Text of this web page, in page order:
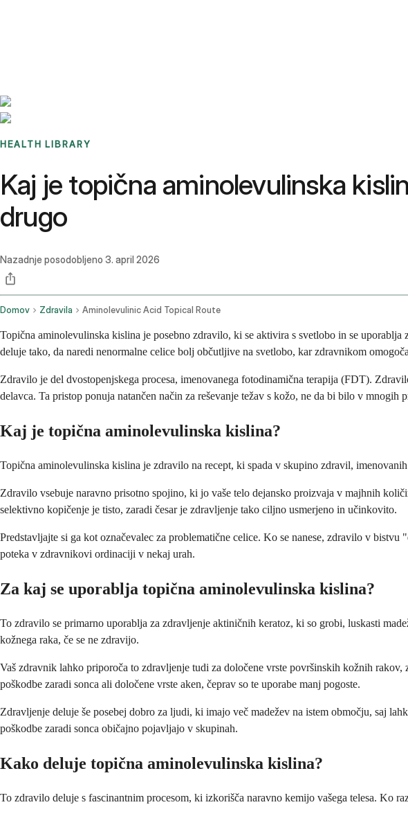
HEALTH LIBRARY
Kaj je topična aminolevulinska
drugo
Nazadnje posodobljeno 3. april 2026
Domov Zdravila Aminolevulinic Acid Topical Route
Topična aminolevulinska kislina je posebno zdravilo, ki se aktivira s svetlobo in se
deluje tako, da naredi nenormalne celice bolj občutljive na svetlobo, kar zdravnikom
Zdravilo je del dvostopenjskega procesa, imenovanega fotodinamična terapija (FDT).
delavca. Ta pristop ponuja natančen način za reševanje težav s kožo, ne da bi bilo v mnogih
Kaj je topična aminolevulinska kislina?
Topična aminolevulinska kislina je zdravilo na recept, ki spada v skupino zdravil,
Zdravilo vsebuje naravno prisotno spojino, ki jo vaše telo dejansko proizvaja v majhnih
selektivno kopičenje je tisto, zaradi česar je zdravljenje tako ciljno usmerjeno in učinkovito.
Predstavljajte si ga kot označevalec za problematične celice. Ko se nanese, zdravilo v
poteka v zdravnikovi ordinaciji v nekaj urah.
Za kaj se uporablja topična aminolevulinska kislina?
To zdravilo se primarno uporablja za zdravljenje aktiničnih keratoz, ki so grobi, luskasti
kožnega raka, če se ne zdravijo.
Vaš zdravnik lahko priporoča to zdravljenje tudi za določene vrste površinskih kožnih
poškodbe zaradi sonca ali določene vrste aken, čeprav so te uporabe manj pogoste.
Zdravljenje deluje še posebej dobro za ljudi, ki imajo več madežev na istem območju, saj
poškodbe zaradi sonca običajno pojavljajo v skupinah.
Kako deluje topična aminolevulinska kislina?
To zdravilo deluje s fascinantnim procesom, ki izkorišča naravno kemijo vašega telesa. Ko